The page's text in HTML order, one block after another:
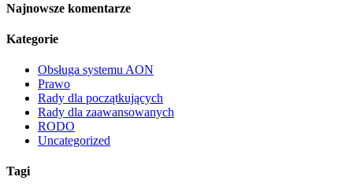
Najnowsze komentarze
Kategorie
Obsługa systemu AON
Prawo
Rady dla początkujących
Rady dla zaawansowanych
RODO
Uncategorized
Tagi